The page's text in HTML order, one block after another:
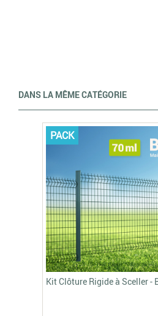
DANS LA MÊME CATÉGORIE
Kit Clôture Rigide à Sceller -
PACK